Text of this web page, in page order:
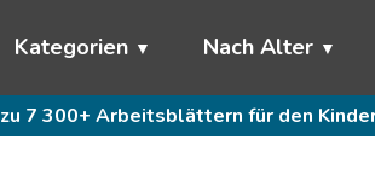
Kategorien Nach Alter
zu 7 300+ Arbeitsblättern für den